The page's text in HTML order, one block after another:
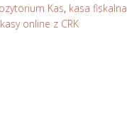
Kas, kasa fiskalna
online z CRK